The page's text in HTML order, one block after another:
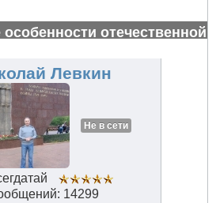
отечественной
Левкин
Не в сети
14299